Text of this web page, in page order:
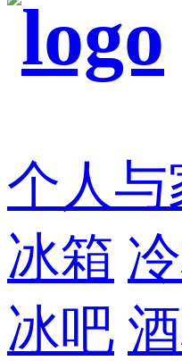
个人与
冰箱
冰吧